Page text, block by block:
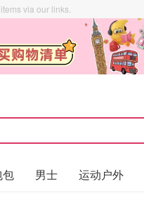
via our links.
包 男士 运动户外